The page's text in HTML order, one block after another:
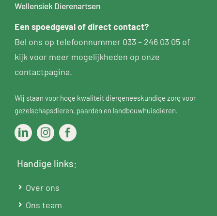
Wellensiek Dierenartsen
Een spoedgevalof direct contact?
Bel ons op telefoonnummer 033 – 246 03 05 of
kijk voor meer mogelijkheden op onze
contactpagina.
Wij staan voor hoge kwaliteit diergeneeskundige zorg voor
gezelschapsdieren, paarden en landbouwhuisdieren.
Handige links:
Over ons
Ons team